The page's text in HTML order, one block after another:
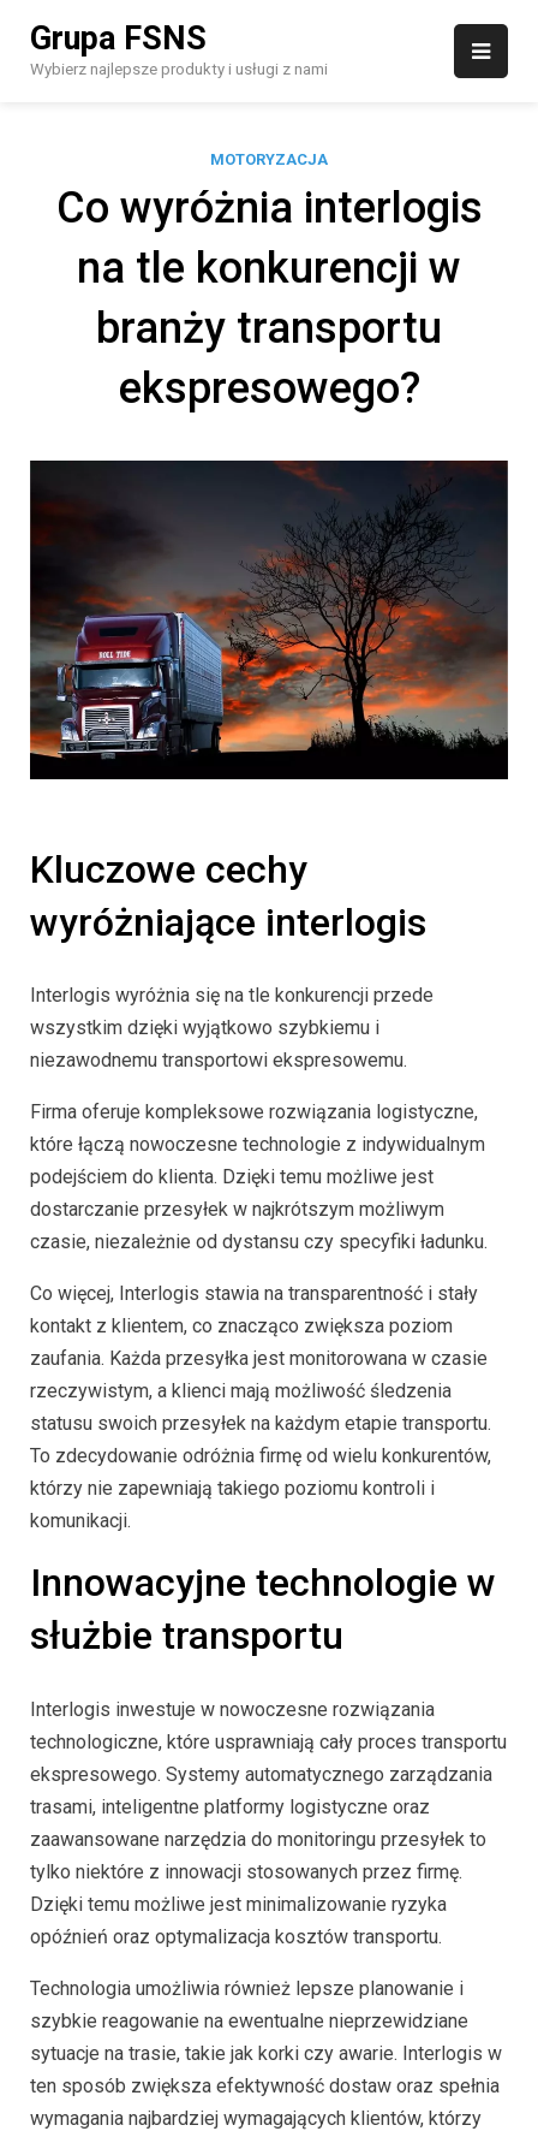
content
Grupa FSNS
Wybierz najlepsze produkty i usługi z nami
MOTORYZACJA
Co wyróżnia interlogis
na tle konkurencji w
branży transportu
ekspresowego?
Kluczowe cechy
wyróżniające interlogis
Interlogis wyróżnia się na tle konkurencji przede
wszystkim dzięki wyjątkowo szybkiemu i
niezawodnemu transportowi ekspresowemu.
Firma oferuje kompleksowe rozwiązania logistyczne,
które łączą nowoczesne technologie z indywidualnym
podejściem do klienta. Dzięki temu możliwe jest
dostarczanie przesyłek w najkrótszym możliwym
czasie, niezależnie od dystansu czy specyfiki ładunku.
Co więcej, Interlogis stawia na transparentność i stały
kontakt z klientem, co znacząco zwiększa poziom
zaufania. Każda przesyłka jest monitorowana w czasie
rzeczywistym, a klienci mają możliwość śledzenia
statusu swoich przesyłek na każdym etapie transportu.
To zdecydowanie odróżnia firmę od wielu konkurentów,
którzy nie zapewniają takiego poziomu kontroli i
komunikacji.
Innowacyjne technologie w
służbie transportu
Interlogis inwestuje w nowoczesne rozwiązania
technologiczne, które usprawniają cały proces transportu
ekspresowego. Systemy automatycznego zarządzania
trasami, inteligentne platformy logistyczne oraz
zaawansowane narzędzia do monitoringu przesyłek to
tylko niektóre z innowacji stosowanych przez firmę.
Dzięki temu możliwe jest minimalizowanie ryzyka
opóźnień oraz optymalizacja kosztów transportu.
Technologia umożliwia również lepsze planowanie i
szybkie reagowanie na ewentualne nieprzewidziane
sytuacje na trasie, takie jak korki czy awarie. Interlogis w
ten sposób zwiększa efektywność dostaw oraz spełnia
wymagania najbardziej wymagających klientów, którzy